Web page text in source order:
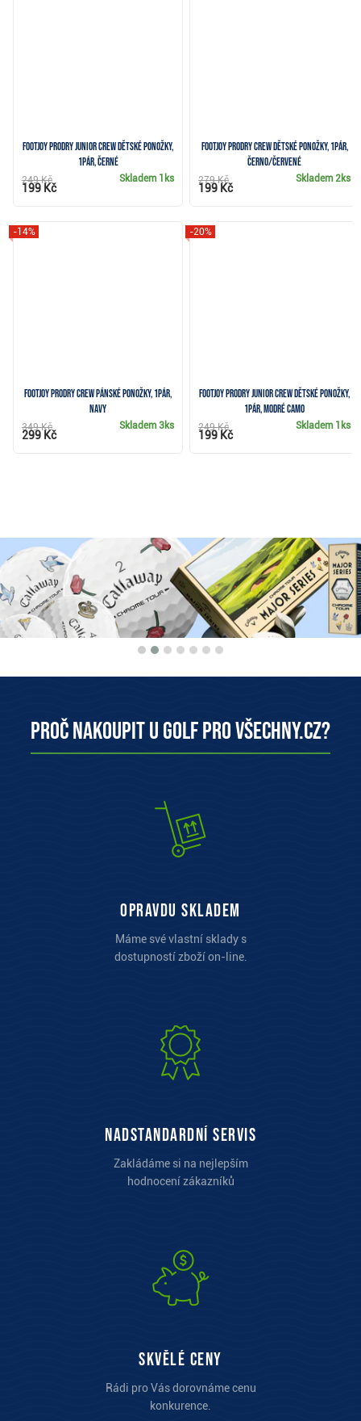
FootJoy ProDry Junior Crew dětské ponožky,
1pár, černé
Skladem 1ks
249 Kč
199 Kč
FootJoy ProDry Crew dětské ponožky, 1pár,
černo/červené
Skladem 2ks
279 Kč
199 Kč
FootJoy ProDry Crew pánské ponožky, 1pár,
navy
-14%
Skladem3ks
349 Kč
299 Kč
FootJoy ProDry Junior Crew dětské ponožky,
1pár, modré camo
-20%
Skladem 1ks
249 Kč
199 Kč
Proč nakoupit u Golf pro všechny.cz?
opravdu skladem
Máme své vlastní sklady s
dostupností zboží on-line.
Nadstandardní servis
Zakládáme si na nejlepším
hodnocení zákazníků
Skvělé ceny
Rádi pro Vás dorovnáme cenu
konkurence.